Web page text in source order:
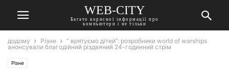
WEB-CITY
Багато корисної інформації про
компьютери і не тільки
додому Різне
” врятуємо дітей”: розробники world of warships
анонсували благодійний різдвяний 24-годинний стрім
Різне